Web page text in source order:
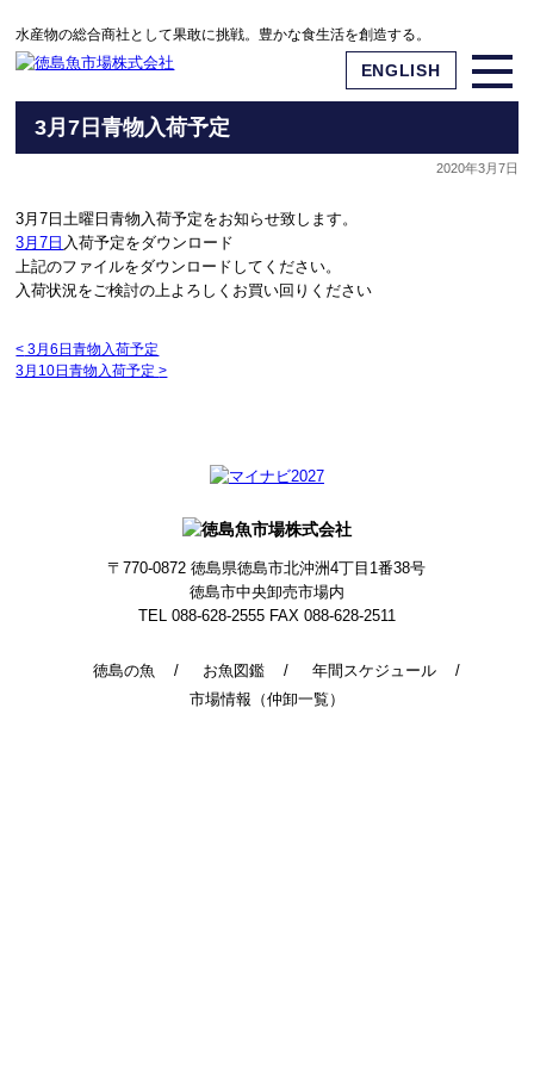
水産物の総合商社として果敢に挑戦。豊かな食生活を創造する。
ENGLISH
3月7日青物入荷予定
2020年3月7日
3月7日土曜日青物入荷予定をお知らせ致します。
3月7日 入荷予定をダウンロード
上記のファイルをダウンロードしてください。
入荷状況をご検討の上よろしくお買い回りください
< 3月6日青物入荷予定
3月10日青物入荷予定>
徳島の魚 お魚図鑑
年間スケジュール
市場情報（仲卸一覧）
〒770-0872徳島県徳島市北沖洲4丁目1番38号
徳島市中央卸売市場内
TEL 088-628-2555 FAX 088-628-2511